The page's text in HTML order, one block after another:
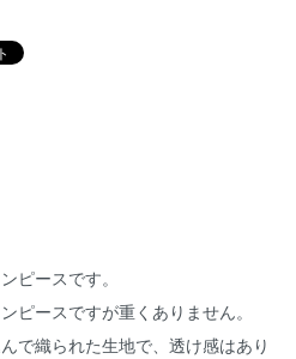
ピースです。
ピースですが重くありません。
で織られた生地で、透け感はあり